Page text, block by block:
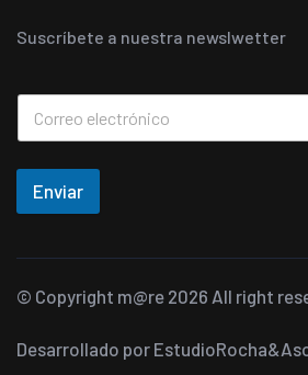
Suscríbete a nuestra newslwetter
Enviar
© Copyright m@re 2026 All right
Desarrollado por